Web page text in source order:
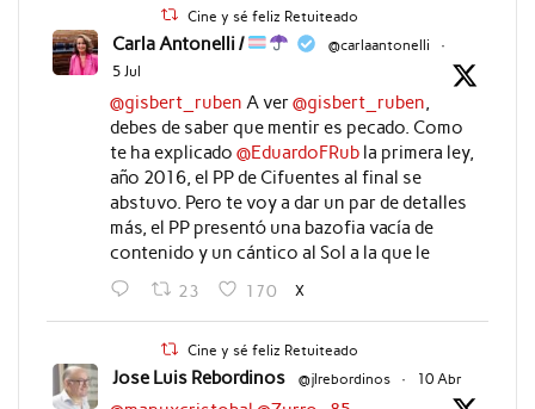
Cine y sé feliz Retuiteado
Carla Antonelli / @carlaantonelli
·
5 Jul
@gisbert_ruben A ver@gisbert_ruben,
debes de saber que mentir es pecado. Como
te ha explicado @EduardoFRubla primera ley,
año 2016, el PP de Cifuentes al final se
abstuvo. Pero te voy a dar un par de detalles
más, el PP presentó una bazofia vacía de
contenido y un cántico al Sol a la que le
23 170 X
Cine y sé feliz Retuiteado
Jose Luis Rebordinos @jlrebordinos · 10 Abr